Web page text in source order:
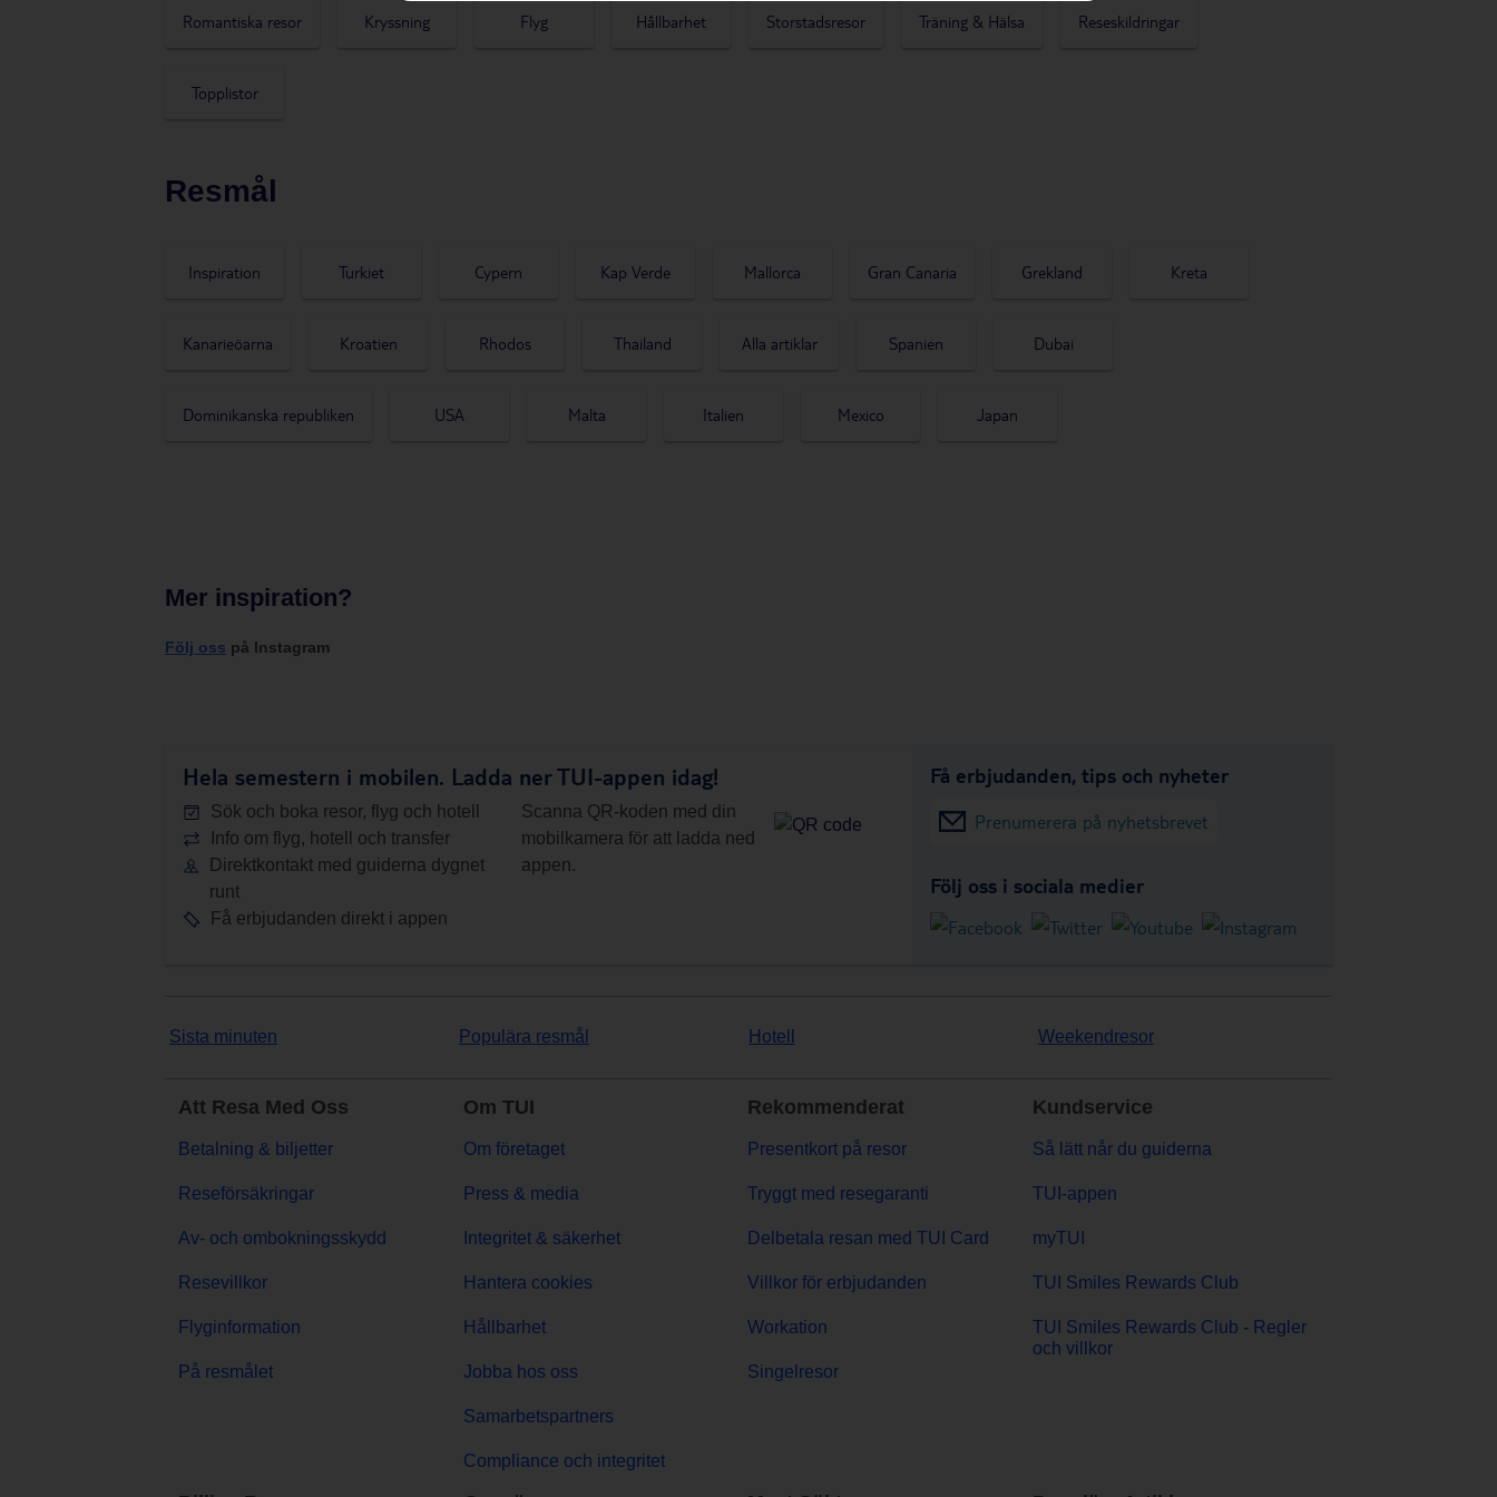
Romantiska resor Kryssning Flyg Hållbarhet Storstadsresor Träning & Hälsa Reseskildringar
Topplistor
Resmål
Inspiration Turkiet Cypern Kap Verde Mallorca Gran Canaria Grekland Kreta
Kanarieöarna Kroatien Rhodos Thailand Alla artiklar Spanien Dubai
Dominikanska republiken USA Malta Italien Mexico Japan
Mer inspiration?
Följ oss på Instagram
Hela semestern i mobilen. Ladda ner TUI-appen idag!
Sök och boka resor, flyg och hotell
Info om flyg, hotell och transfer
Direktkontakt med guiderna dygnet
runt
Få erbjudanden direkt i appen
Scanna QR-koden med din
mobilkamera för att ladda ned
appen.
Få erbjudanden, tips och nyheter
Prenumerera på nyhetsbrevet
Följ oss i sociala medier
Sista minuten Populära resmål Hotell Weekendresor
Att Resa Med Oss
Betalning & biljetter
Reseförsäkringar
Av- och ombokningsskydd
Resevillkor
Flyginformation
På resmålet
Om TUI
Om företaget
Press & media
Integritet & säkerhet
Hantera cookies
Hållbarhet
Jobba hos oss
Samarbetspartners
Compliance och integritet
Rekommenderat
Presentkort på resor
Tryggt med resegaranti
Delbetala resan med TUI Card
Villkor för erbjudanden
Workation
Singelresor
Kundservice
Så lätt når du guiderna
TUI-appen
myTUI
TUI Smiles Rewards Club
TUI Smiles Rewards Club - Regler
och villkor